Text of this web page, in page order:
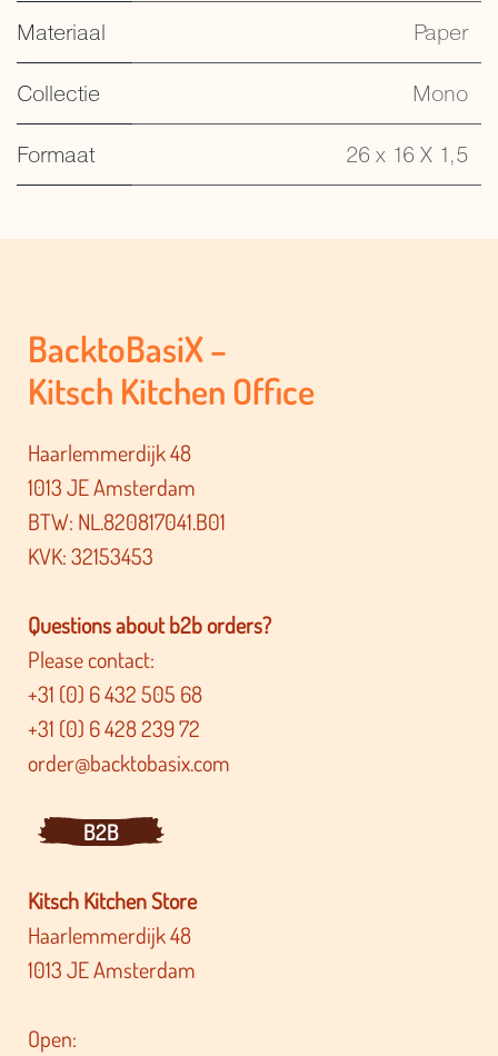
Materiaal Paper
Collectie Mono
Formaat 26 x 16 X 1,5
BacktoBasiX –
Kitsch Kitchen Office
Haarlemmerdijk 48
1013 JE Amsterdam
BTW: NL.820817041.B01
KVK: 32153453
Questions about b2b orders?
Please contact:
+31 (0) 6 432 505 68
+31 (0) 6 428 239 72
order@backtobasix.com
B2B
Kitsch Kitchen Store
Haarlemmerdijk 48
1013 JE Amsterdam
Open: